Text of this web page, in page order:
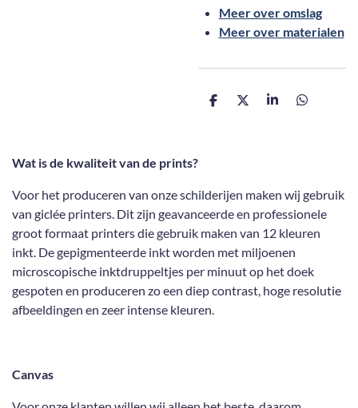
Meer over omslag
Meer over materialen
D
D
S
D
Wat is de kwaliteit van de prints?
Voor het produceren van onze schilderijen maken wij gebruik
van giclée printers. Dit zijn geavanceerde en professionele
groot formaat printers die gebruik maken van 12 kleuren
inkt. De gepigmenteerde inkt worden met miljoenen
microscopische inktdruppeltjes per minuut op het doek
gespoten en produceren zo een diep contrast, hoge resolutie
afbeeldingen en zeer intense kleuren.
Canvas